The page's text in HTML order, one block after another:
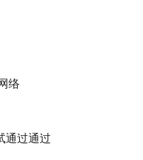
络
通过通过